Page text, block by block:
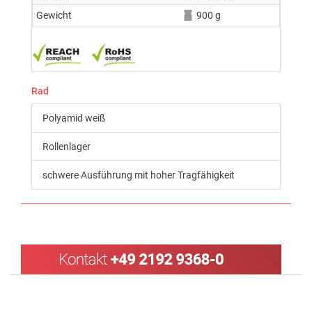
Gewicht
900 g
Rad
Polyamid weiß
Rollenlager
schwere Ausführung mit hoher Tragfähigkeit